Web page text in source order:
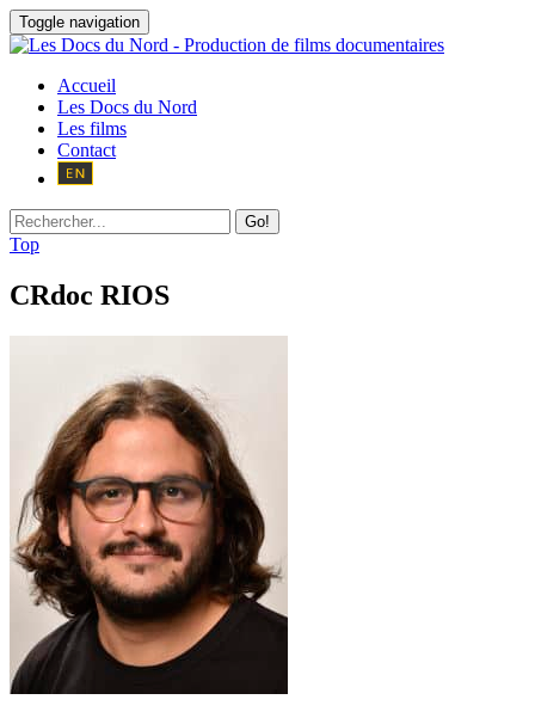
Toggle navigation
Accueil
Les Docs du Nord
Les films
Contact
Go!
Top
CRdoc RIOS